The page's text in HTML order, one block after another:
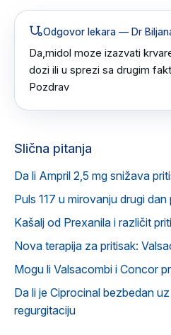
Odgovor lekara — Dr
Da,midol moze izazvati
dozi ili u sprezi sa drugim
Pozdrav
Slična pitanja
Da li Ampril 2,5 mg snižava
Puls 117 u mirovanju drugi
Kašalj od Prexanila i različit
Nova terapija za pritisak:
Mogu li Valsacombi i Concor
Da li je Ciprocinal bezbedan
regurgitaciju